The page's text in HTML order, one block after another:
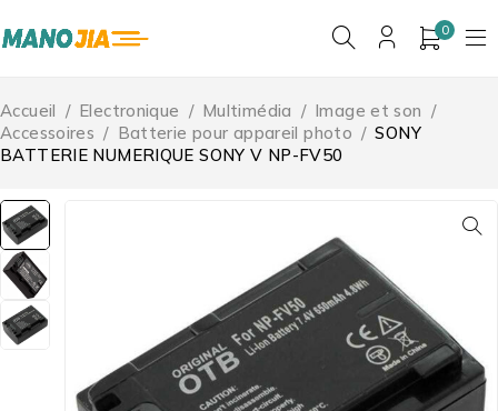
0
Accueil / Electronique / Multimédia / Image et son /
Accessoires / Batterie pour appareil photo / SONY
BATTERIE NUMERIQUE SONY V NP-FV50